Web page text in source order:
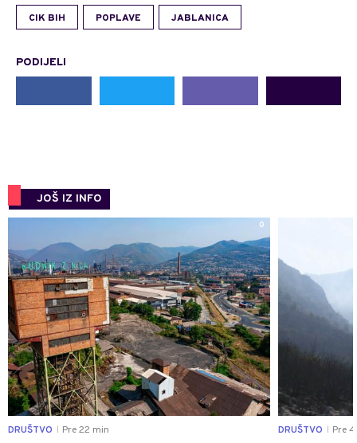
CIK BIH POPLAVE JABLANICA
PODIJELI
JOŠ IZ INFO
0
DRUŠTVO Pre 22 min DRUŠTVO Pre